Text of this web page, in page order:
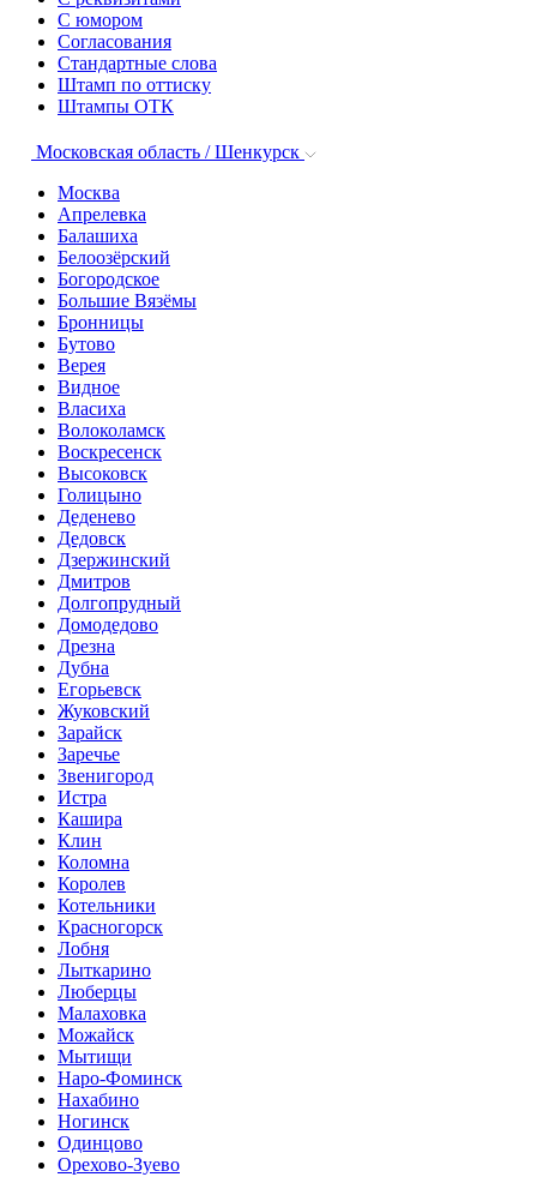
С юмором
Согласования
Стандартные слова
Штамп по оттиску
Штампы ОТК
Московская область / Шенкурск
Москва
Апрелевка
Балашиха
Белоозёрский
Богородское
Большие Вязёмы
Бронницы
Бутово
Верея
Видное
Власиха
Волоколамск
Воскресенск
Высоковск
Голицыно
Деденево
Дедовск
Дзержинский
Дмитров
Долгопрудный
Домодедово
Дрезна
Дубна
Егорьевск
Жуковский
Зарайск
Заречье
Звенигород
Истра
Кашира
Клин
Коломна
Королев
Котельники
Красногорск
Лобня
Лыткарино
Люберцы
Малаховка
Можайск
Мытищи
Наро-Фоминск
Нахабино
Ногинск
Одинцово
Орехово-Зуево